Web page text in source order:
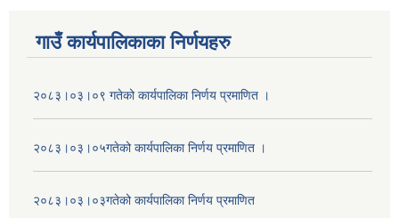
गाउँ कार्यपालिकाका निर्णयहरु
२०८३।०३।०९ गतेको कार्यपालिका निर्णय प्रमाणित ।
२०८३।०३।०५गतेको कार्यपालिका निर्णय प्रमाणित ।
२०८३।०३।०३गतेको कार्यपालिका निर्णय प्रमाणित